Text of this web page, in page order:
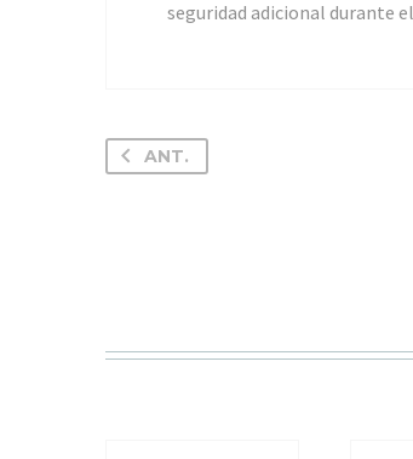
seguridad adicional durante
ANT.